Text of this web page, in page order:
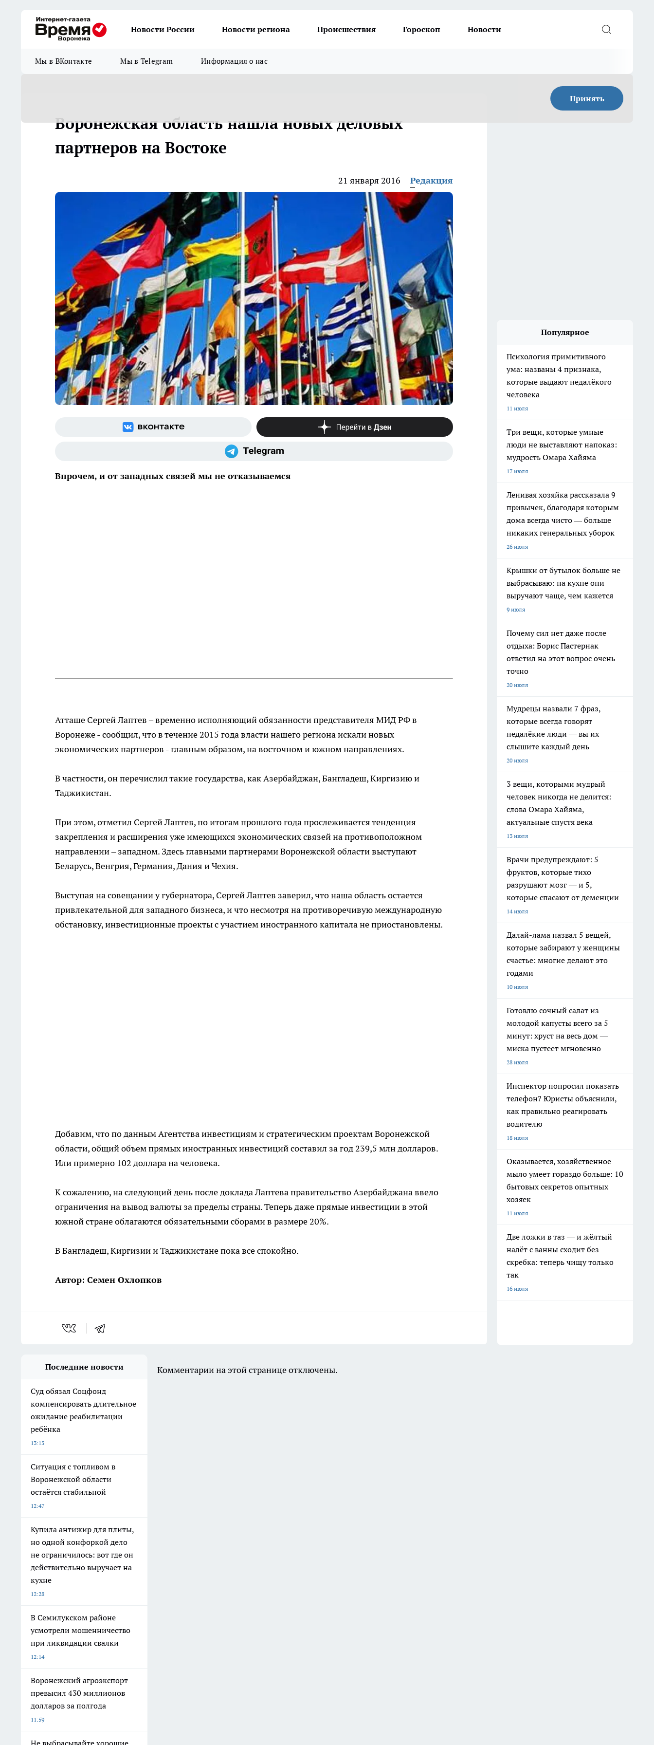
Новости России Новости региона Происшествия Гороскоп Новости
Мы в ВКонтакте Мы в Telegram Информация о нас
Принять
Воронежская область нашла новых деловых
партнеров на Востоке
21 января 2016 Редакция
Впрочем, и от западных связей мы не отказываемся
Атташе Сергей Лаптев – временно исполняющий обязанности представителя МИД РФ в
Воронеже - сообщил, что в течение 2015 года власти нашего региона искали новых
экономических партнеров - главным образом, на восточном и южном направлениях.
В частности, он перечислил такие государства, как Азербайджан, Бангладеш, Киргизию и
Таджикистан.
При этом, отметил Сергей Лаптев, по итогам прошлого года прослеживается тенденция
закрепления и расширения уже имеющихся экономических связей на противоположном
направлении – западном. Здесь главными партнерами Воронежской области выступают
Беларусь, Венгрия, Германия, Дания и Чехия.
Выступая на совещании у губернатора, Сергей Лаптев заверил, что наша область остается
привлекательной для западного бизнеса, и что несмотря на противоречивую международную
обстановку, инвестиционные проекты с участием иностранного капитала не приостановлены.
Добавим, что по данным Агентства инвестициям и стратегическим проектам Воронежской
области, общий объем прямых иностранных инвестиций составил за год 239,5 млн долларов.
Или примерно 102 доллара на человека.
К сожалению, на следующий день после доклада Лаптева правительство Азербайджана ввело
ограничения на вывод валюты за пределы страны. Теперь даже прямые инвестиции в этой
южной стране облагаются обязательными сборами в размере 20%.
В Бангладеш, Киргизии и Таджикистане пока все спокойно.
Автор: Семен Охлопков
Популярное
Психология примитивного
ума: названы 4 признака,
которые выдают недалёкого
человека
11 июля
Три вещи, которые умные
люди не выставляют напоказ:
мудрость Омара Хайяма
17 июля
Ленивая хозяйка рассказала 9
привычек, благодаря которым
дома всегда чисто — больше
никаких генеральных уборок
26 июля
Крышки от бутылок больше не
выбрасываю: на кухне они
выручают чаще, чем кажется
9 июля
Почему сил нет даже после
отдыха: Борис Пастернак
ответил на этот вопрос очень
точно
20 июля
Мудрецы назвали 7 фраз,
которые всегда говорят
недалёкие люди — вы их
слышите каждый день
20 июля
3 вещи, которыми мудрый
человек никогда не делится:
слова Омара Хайяма,
актуальные спустя века
13 июля
Врачи предупреждают: 5
фруктов, которые тихо
разрушают мозг — и 5,
которые спасают от деменции
14 июля
Далай-лама назвал 5 вещей,
которые забирают у женщины
счастье: многие делают это
годами
10 июля
Готовлю сочный салат из
молодой капусты всего за 5
минут: хруст на весь дом —
миска пустеет мгновенно
28 июля
Инспектор попросил показать
телефон? Юристы объяснили,
как правильно реагировать
водителю
18 июля
Оказывается, хозяйственное
мыло умеет гораздо больше: 10
бытовых секретов опытных
хозяек
11 июля
Две ложки в таз — и жёлтый
налёт с ванны сходит без
скребка: теперь чищу только
так
16 июля
Последние новости
Суд обязал Соцфонд
компенсировать длительное
ожидание реабилитации
ребёнка
13:15
Ситуация с топливом в
Воронежской области
остаётся стабильной
12:47
Купила антижир для плиты,
но одной конфоркой дело
не ограничилось: вот где он
действительно выручает на
кухне
12:28
В Семилукском районе
усмотрели мошенничество
при ликвидации свалки
12:14
Воронежский агроэкспорт
превысил 430 миллионов
долларов за полгода
11:59
Комментарии на этой странице отключены.